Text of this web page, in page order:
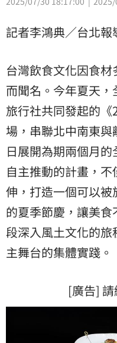
記者李鴻典／台北報
台灣飲食文化因食
而聞名。今年夏天，
旅行社共同發起的
場，串聯北中南東與
日展開為期兩個月
自主推動的計畫，
伸，打造一個可以
的夏季節慶，讓美
段深入風土文化的
主舞台的集體實踐。
[廣告]